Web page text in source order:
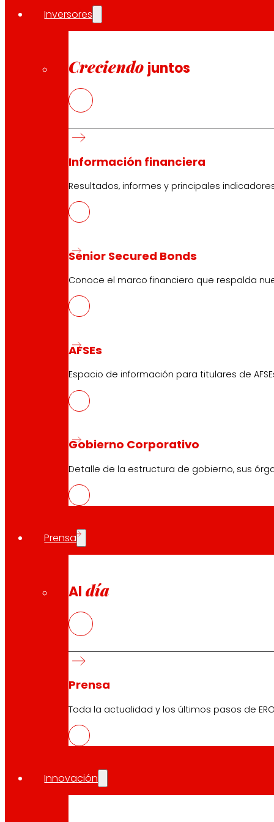
Inversores
Creciendo juntos
Información financiera
Resultados, informes y principales
Senior Secured Bonds
Conoce el marco financiero que respalda
AFSEs
Espacio de información para titulares de
Gobierno Corporativo
Detalle de la estructura de gobierno, sus
Prensa
Al día
Prensa
Toda la actualidad y los últimos pasos de
Innovación